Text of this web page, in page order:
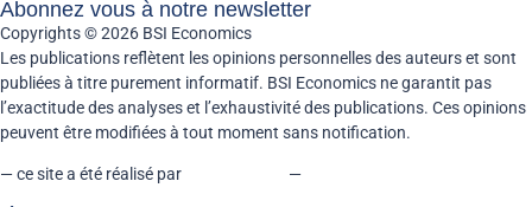
Abonnez vous à notre newsletter
Copyrights © 2026 BSI Economics
Les publications reflètent les opinions personnelles des auteurs et sont
publiées à titre purement informatif. BSI Economics ne garantit pas
l’exactitude des analyses et l’exhaustivité des publications. Ces opinions
peuvent être modifiées à tout moment sans notification.
— ce site a été réalisé par —